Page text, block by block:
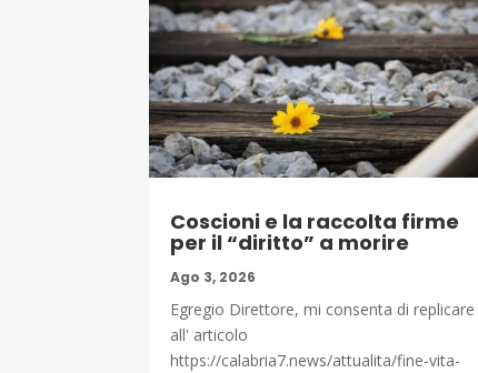
Coscioni e la raccolta firme
per il “diritto” a morire
Ago 3, 2026
Egregio Direttore, mi consenta di replicare
all' articolo
https://calabria7.news/attualita/fine-vita-